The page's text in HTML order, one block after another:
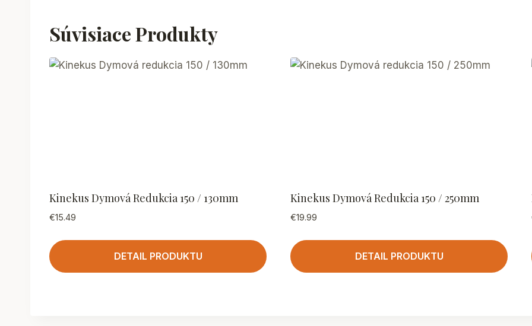
Súvisiace Produkty
Kinekus Dymová Redukcia 150 / 130mm
€15.49
DETAIL PRODUKTU
Kinekus Dymová Redukcia 150 / 250mm
€19.99
DETAIL PRODUKTU